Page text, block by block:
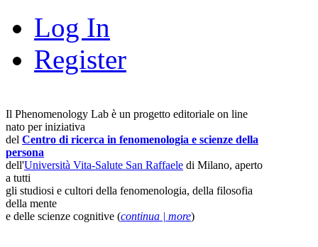
Log In
Register
Il Phenomenology Lab è un progetto editoriale on line
nato per iniziativa
del Centro di ricerca in fenomenologia e scienze della
persona
dell'Università Vita-Salute San Raffaele di Milano, aperto
a tutti
gli studiosi e cultori della fenomenologia, della filosofia
della mente
e delle scienze cognitive (continua | more)